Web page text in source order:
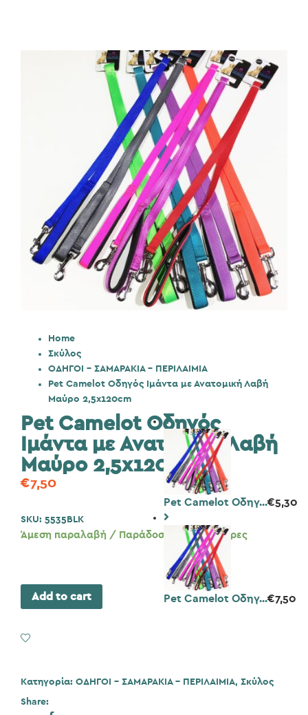
Home
Σκύλος
ΟΔΗΓΟΙ - ΣΑΜΑΡΑΚΙΑ - ΠΕΡΙΛΑΙΜΙΑ
Pet Camelot Οδηγός Ιμάντα με Ανατομική Λαβή
Μαύρο 2,5x120cm
Pet Camelot Οδηγ...€5,30
Pet Camelot Οδηγ...€7,50
Pet Camelot Οδηγός
Ιμάντα με Ανατομική Λαβή
Μαύρο 2,5x120cm
€7,50
SKU: 5535BLK
Άμεση παραλαβή / Παράδοση 1 έως 3 ημέρες
Add to cart
Κατηγορία: ΟΔΗΓΟΙ - ΣΑΜΑΡΑΚΙΑ - ΠΕΡΙΛΑΙΜΙΑ, Σκύλος
Share: